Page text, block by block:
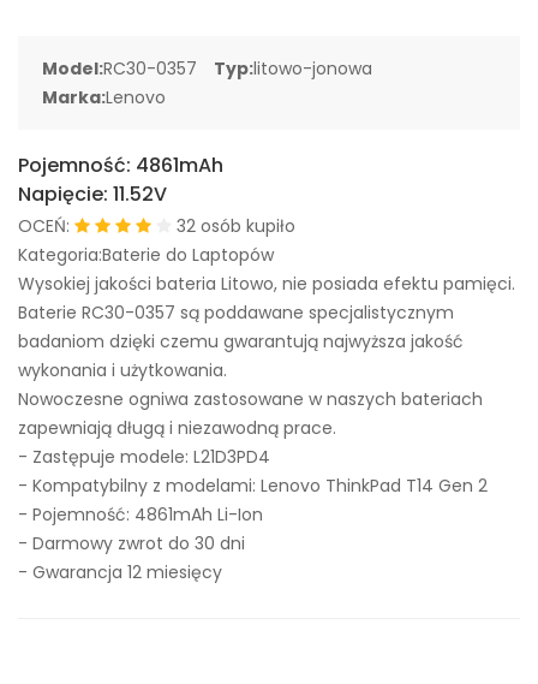
Model:RC30-0357 Typ:litowo-jonowa
Marka:Lenovo
Pojemność: 4861mAh
Napięcie: 11.52V
OCEŃ:
32 osób kupiło
Kategoria:Baterie do Laptopów
Wysokiej jakości bateria Litowo, nie posiada efektu pamięci.
Baterie RC30-0357 są poddawane specjalistycznym
badaniom dzięki czemu gwarantują najwyższa jakość
wykonania i użytkowania.
Nowoczesne ogniwa zastosowane w naszych bateriach
zapewniają długą i niezawodną prace.
- Zastępuje modele: L21D3PD4
- Kompatybilny z modelami: Lenovo ThinkPad T14 Gen 2
- Pojemność: 4861mAh Li-Ion
- Darmowy zwrot do 30 dni
- Gwarancja 12 miesięcy